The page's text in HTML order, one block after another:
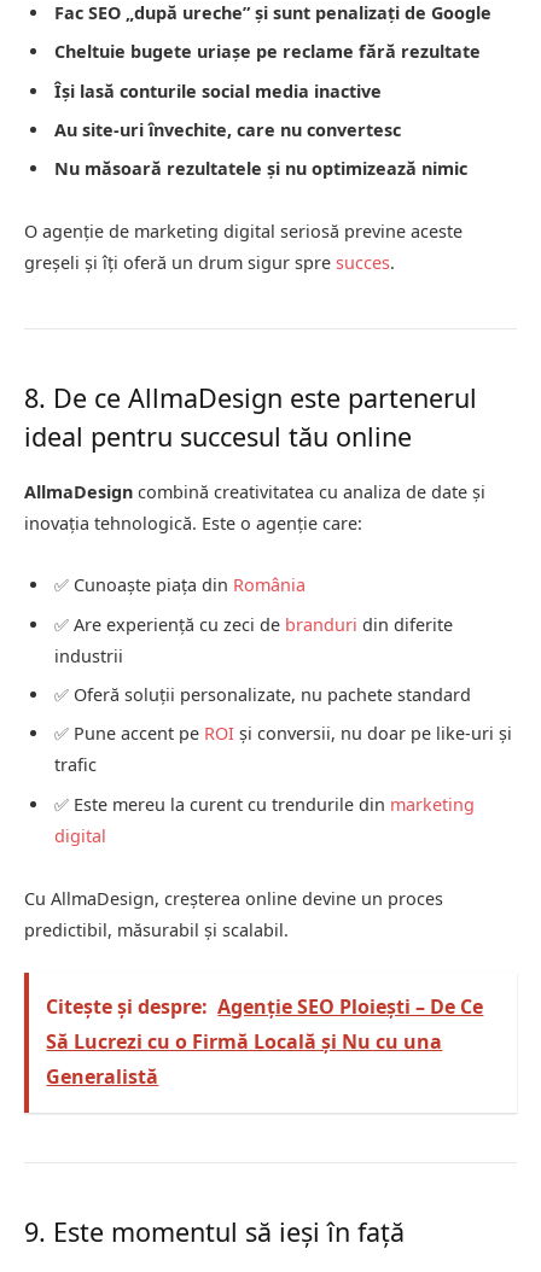
Fac SEO „după ureche” și sunt penalizați de Google
Cheltuie bugete uriașe pe reclame fără rezultate
Își lasă conturile social media inactive
Au site-uri învechite, care nu convertesc
Nu măsoară rezultatele și nu optimizează nimic
O agenție de marketing digital seriosă previne aceste
greșeli și îți oferă un drum sigur spre succes.
8. De ce AllmaDesign este partenerul
ideal pentru succesul tău online
AllmaDesign combină creativitatea cu analiza de date și
inovația tehnologică. Este o agenție care:
✅ Cunoaște piața din România
✅ Are experiență cu zeci de branduri din diferite
industrii
✅ Oferă soluții personalizate, nu pachete standard
✅ Pune accent pe ROI și conversii, nu doar pe like-uri și
trafic
✅ Este mereu la curent cu trendurile din marketing
digital
Cu AllmaDesign, creșterea online devine un proces
predictibil, măsurabil și scalabil.
Citește și despre: Agenție SEO Ploiești – De Ce
Să Lucrezi cu o Firmă Locală și Nu cu una
Generalistă
9. Este momentul să ieși în față